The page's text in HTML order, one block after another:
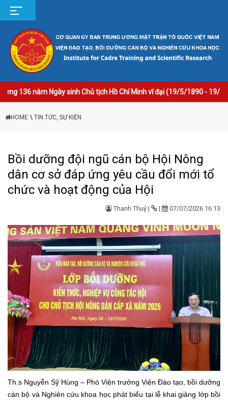
Ngày sinh Chủ tịch Hồ Chí Minh vĩ đại (19/5/1890 - 19/5/
HOME \ TIN TỨC, SỰ KIỆN
Bồi dưỡng đội ngũ cán bộ Hội Nông
dân cơ sở đáp ứng yêu cầu đổi mới tổ
chức và hoạt động của Hội
Thanh Thuỷ | | 07/07/2026 16:13
Th.s Nguyễn Sỹ Hùng – Phó Viện trưởng Viện Đào tạo, bồi dưỡng
cán bộ và Nghiên cứu khoa học phát biểu tại lễ khai giảng lớp bồi